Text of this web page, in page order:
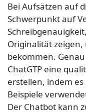
Bei Aufsätzen auf
Schwerpunkt auf
Originalität
bekommen.
ChatGTP eine
erstellen, indem
Beispiele
Der Chatbot kann